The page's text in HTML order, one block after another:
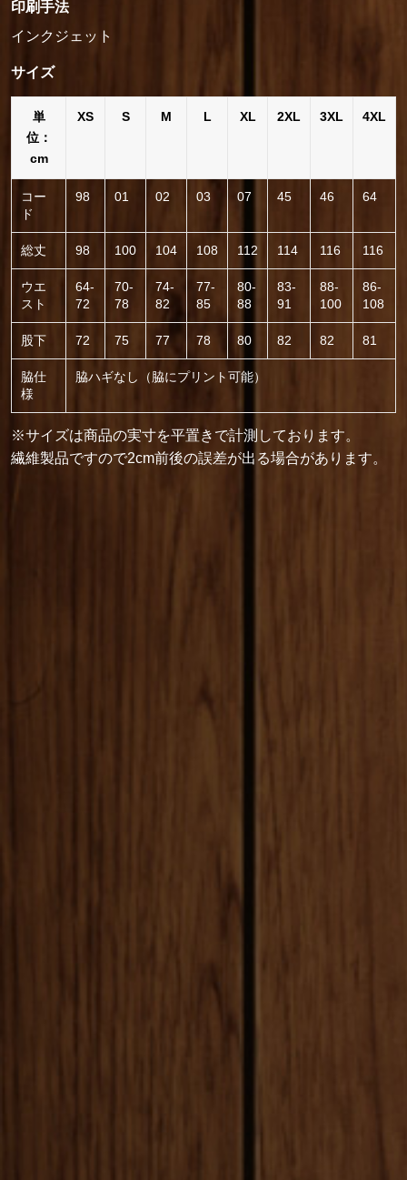
印刷手法
インクジェット
サイズ
単
位：
cm
XS S M L XL 2XL 3XL 4XL
コー
ド
98 01 02 03 07 45 46 64
総丈 98 100 104 108 112 114 116 116
ウエ
スト
64-
72
70-
78
74-
82
77-
85
80-
88
83-
91
88-
100
86-
108
股下 72 75 77 78 80 82 82 81
脇仕
様
脇ハギなし（脇にプリント可能）
※サイズは商品の実寸を平置きで計測しております。
繊維製品ですので2cm前後の誤差が出る場合があります。